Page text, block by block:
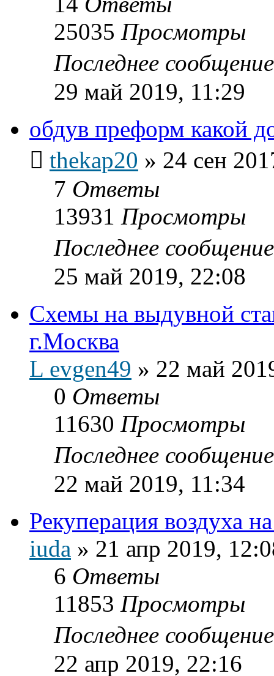
25035 Просмотры
Последнее
29 май 2019, 11:29
обдув преформ какой
thekap20 » 24 сен
7 Ответы
13931 Просмотры
Последнее
25 май 2019, 22:08
Схемы на выдувной
г.Москва
L evgen49 » 22 май
0 Ответы
11630 Просмотры
Последнее
22 май 2019, 11:34
Рекуперация воздуха
iuda » 21 апр 2019,
6 Ответы
11853 Просмотры
Последнее
22 апр 2019, 22:16